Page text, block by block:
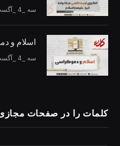
سه _4 _آگست _2026AH 4-8-2026AD
اسلام و
سه _4 _آگست _2026AH 4-8-2026AD
کلمات را در صفحات مجازی